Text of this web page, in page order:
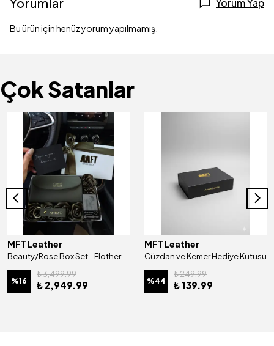
Yorum Yap
Bu ürün için henüz yorum yapılmamış.
Çok Satanlar
MFT Leather
%16
₺ 3,499.99
₺ 2,949.99
MFT Leather
Cüzdan ve Kemer Hediye Kutusu
%44
₺ 249.99
₺ 139.99